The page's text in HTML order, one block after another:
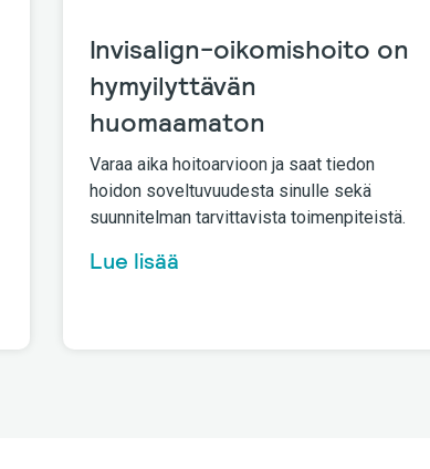
Invisalign-oikomishoito on
hymyilyttävän
huomaamaton
Varaa aika hoitoarvioon ja saat tiedon
hoidon soveltuvuudesta sinulle sekä
suunnitelman tarvittavista toimenpiteistä.
Lue lisää